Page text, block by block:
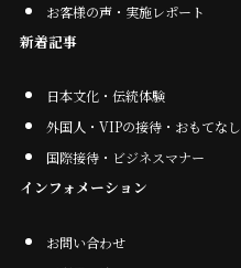
お客様の声・実施レポート
新着記事
日本文化・伝統体験
外国人・VIPの接待・おもてなし
国際接待・ビジネスマナー
インフォメーション
お問い合わせ